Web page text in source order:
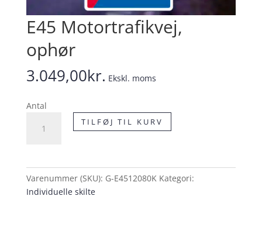
E45 Motortrafikvej,
ophør
3.049,00kr. Ekskl. moms
Antal
Motortrafikvej,
TILFØJ TIL KURV
Varenummer (SKU): G-E4512080K Kategori:
Individuelle skilte